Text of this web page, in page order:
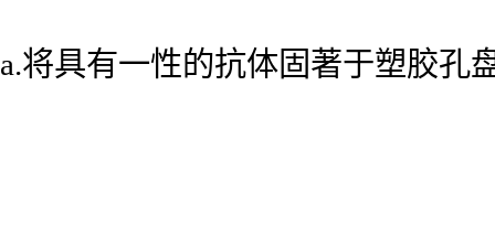
a.将具有一性的抗体固著于塑胶孔